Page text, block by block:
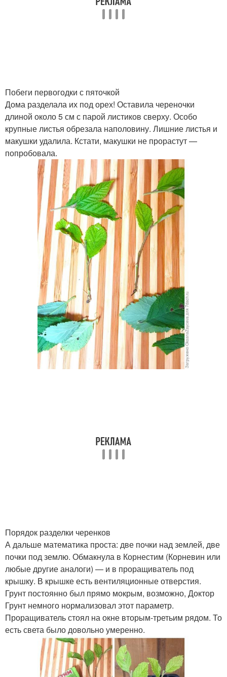
Побеги первогодки с пяточкой
Дома разделала их под орех! Оставила череночки
длиной около 5 см с парой листиков сверху. Особо
крупные листья обрезала наполовину. Лишние листья и
макушки удалила. Кстати, макушки не прорастут —
попробовала.
Порядок разделки черенков
А дальше математика проста: две почки над землей, две
почки под землю. Обмакнула в Корнестим (Корневин или
любые другие аналоги) — и в проращиватель под
крышку. В крышке есть вентиляционные отверстия.
Грунт постоянно был прямо мокрым, возможно, Доктор
Грунт немного нормализовал этот параметр.
Проращиватель стоял на окне вторым-третьим рядом. То
есть света было довольно умеренно.